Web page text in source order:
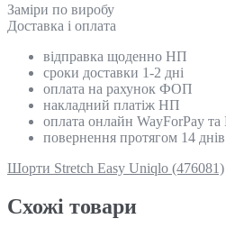
Замiри по виробу
Доставка і оплата
відправка щоденно НП
сроки доставки 1-2 дні
оплата на рахунок ФОП
накладний платіж НП
оплата онлайн WayForPay та
повернення протягом 14 днів
Шорти Stretch Easy Uniqlo (476081)
Схожi товари